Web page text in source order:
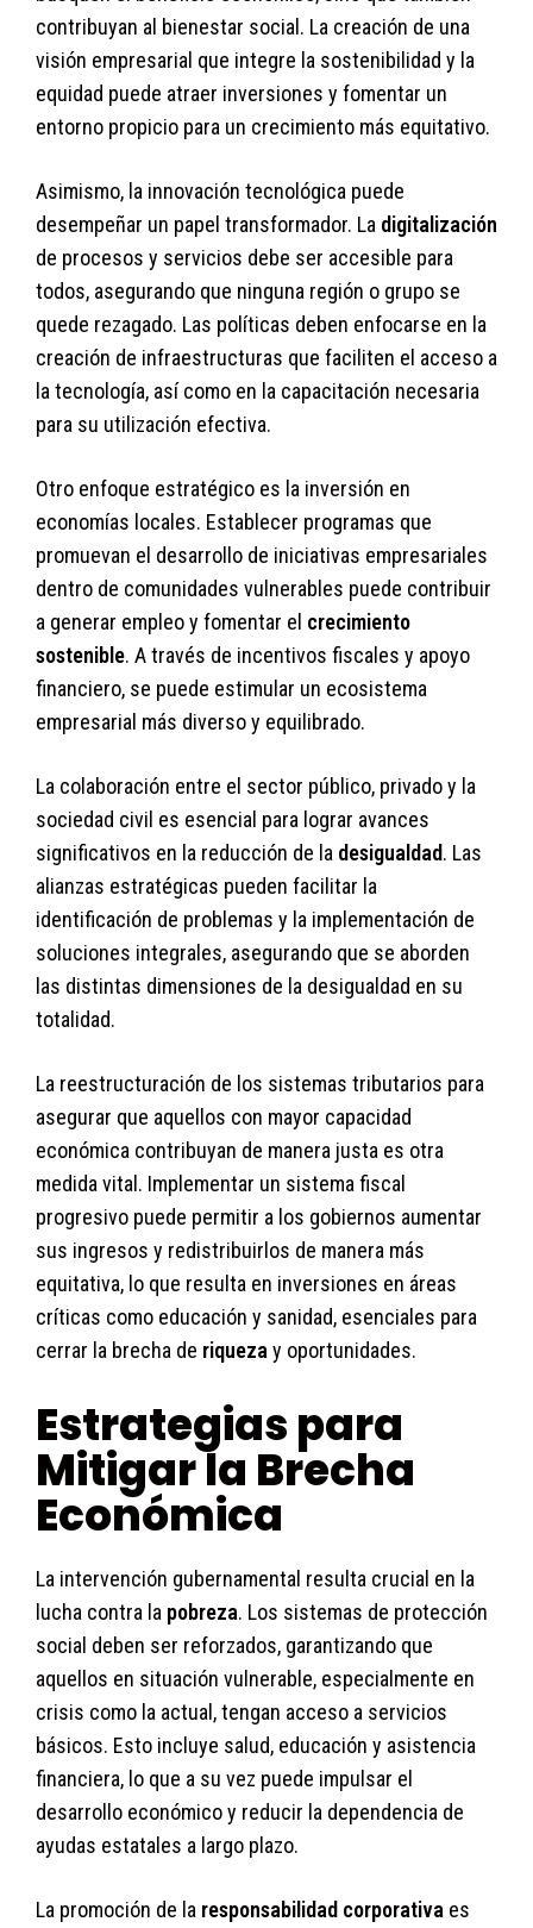
contribuyan al bienestar social. La creación de una
visión empresarial que integre la sostenibilidad y la
equidad puede atraer inversiones y fomentar un
entorno propicio para un crecimiento más equitativo.
Asimismo, la innovación tecnológica puede
desempeñar un papel transformador. La digitalización
de procesos y servicios debe ser accesible para
todos, asegurando que ninguna región o grupo se
quede rezagado. Las políticas deben enfocarse en la
creación de infraestructuras que faciliten el acceso a
la tecnología, así como en la capacitación necesaria
para su utilización efectiva.
Otro enfoque estratégico es la inversión en
economías locales. Establecer programas que
promuevan el desarrollo de iniciativas empresariales
dentro de comunidades vulnerables puede contribuir
a generar empleo y fomentar el crecimiento
sostenible. A través de incentivos fiscales y apoyo
financiero, se puede estimular un ecosistema
empresarial más diverso y equilibrado.
La colaboración entre el sector público, privado y la
sociedad civil es esencial para lograr avances
significativos en la reducción de la desigualdad. Las
alianzas estratégicas pueden facilitar la
identificación de problemas y la implementación de
soluciones integrales, asegurando que se aborden
las distintas dimensiones de la desigualdad en su
totalidad.
La reestructuración de los sistemas tributarios para
asegurar que aquellos con mayor capacidad
económica contribuyan de manera justa es otra
medida vital. Implementar un sistema fiscal
progresivo puede permitir a los gobiernos aumentar
sus ingresos y redistribuirlos de manera más
equitativa, lo que resulta en inversiones en áreas
críticas como educación y sanidad, esenciales para
cerrar la brecha de riqueza y oportunidades.
Estrategias para
Mitigar la Brecha
Económica
La intervención gubernamental resulta crucial en la
lucha contra la pobreza. Los sistemas de protección
social deben ser reforzados, garantizando que
aquellos en situación vulnerable, especialmente en
crisis como la actual, tengan acceso a servicios
básicos. Esto incluye salud, educación y asistencia
financiera, lo que a su vez puede impulsar el
desarrollo económico y reducir la dependencia de
ayudas estatales a largo plazo.
La promoción de la responsabilidad corporativa es